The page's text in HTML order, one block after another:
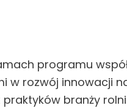
programu
rozwój innowacji
branży